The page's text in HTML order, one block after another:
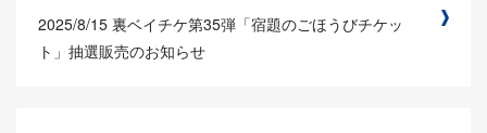
2025/8/15 裏ベイチケ第35弾「宿題のごほうびチケッ
ト」抽選販売のお知らせ